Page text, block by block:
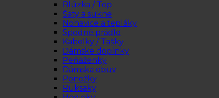
Blúzka / Top
Šaty a sukne
Nohavice a tepláky
Spodné prádlo
Kabelky / Tašky
Dámske doplnky
Peňaženky
Dámska obuv
Ponožky
Ruksaky